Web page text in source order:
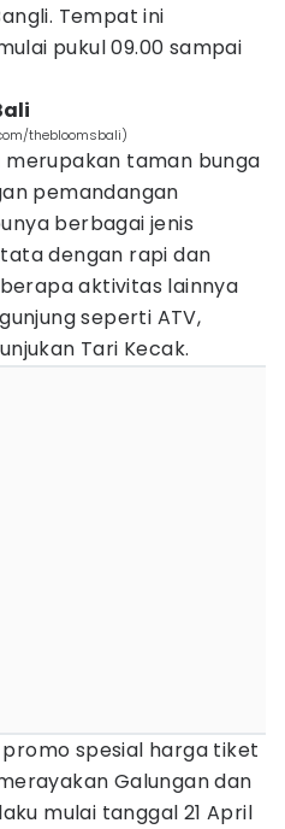
Tempat ini
pukul 09.00 sampai
thebloomsbali)
merupakan taman bunga
pemandangan
berbagai jenis
dengan rapi dan
aktivitas lainnya
seperti ATV,
Tari Kecak.
spesial harga tiket
Galungan dan
mulai tanggal 21 April